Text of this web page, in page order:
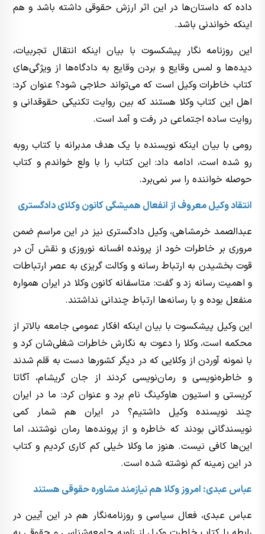
داده که داستان‌ها در این اثر ارزش حقوقی داشته باشد و هم
اینکه خواندنی باشد.
این روزنامه نگار پیشکسوت با بیان اینکه انتقال تجربیات،
دیده‌ها و لمس وقایع و بردن وقایع به دادگاه‌ها از ویژگی‌های
کتاب خاطرات وکیل است که می‌تواند حلاجی شود؟ عنوان کرد:
اهل این کتاب وکلا هستند که بین روایت تکنیکی حقوقدانی و
روایت ساده اجتماعی در رفت و آمد است.
رومی با بیان اینکه نویسنده با یک هدف مدبرانه با کتاب روبه
رو شده است، ادامه داد: این کتاب را با ولع خواندم و کتاب
حوصله خواننده را سر نمی‌برد.
انتقاد وکیل معروف از انفعال همیشگی کانون وکلای دادگستری
عبدالصمد خرمشاهی، وکیل دادگستری نیز در این مراسم ضمن
مروری بر خاطرات خود از پرونده افسانه نوروزی و نقش آن در
قوت بخشیدن به ارتباط رسانه و وکالت گریزی به عصر ارتباطات
و اهمیت رسانه زد و گفت: متاسفانه کانون وکلا در ایران همواره
منفعل بوده و با رسانه‌ها ارتباط چندانی نداشتند.
این وکیل پیشکسوت با بیان اینکه افکار عمومی جامعه بالاتر از
محکمه است، وکلا را دعوت به نگارش خاطرات شغلی‌شان کرد و
با نمونه آوردن از وکلایی که در دیگر کشور‌ها دست به قلم شدند
و خاطره‌نویسی و رمان‌نویسی کردند از جان گریشام، آگاتا
کریستی و استیون هاوکینگ نام برد و عنوان کرد: ما در ایران
چند نویسنده وکیل داشتیم؟ در ایران هم شمار کمی
نویسندگانی بودند که خاطره و از پرونده‌ها رمان نوشتند، اما
این‌ها کافی نیست. هنوز ما وکلا خیلی کم کاری کردیم و کتاب
در این زمینه کم نوشته شده است.
عباس عبدی: امروز وکلا هم نیازمند مشاوره حقوقی هستند
عباس عبدی، فعال سیاسی و روزنامه‌نگار هم در این آیین در